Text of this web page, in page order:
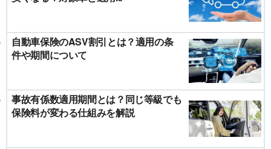
自動車保険のASV割引とは？適用の条
件や期間について
事故有係数適用期間とは？同じ等級でも
保険料が変わる仕組みを解説